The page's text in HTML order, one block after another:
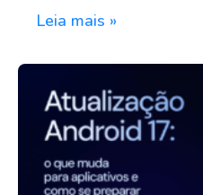
Leia mais »